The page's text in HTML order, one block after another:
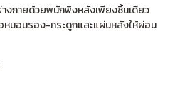
งกายด้วยพนักพิงหลังเพียงชิ้นเดียว
มอนรอง-กระดูกและแผ่นหลังให้ผ่อน